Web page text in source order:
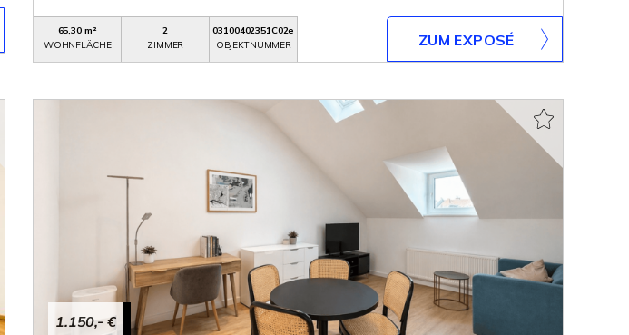
65,30 m²
WOHNFLÄCHE
2
ZIMMER
03100402351C02e
OBJEKTNUMMER
ZUM EXPOSÉ
1.150,- €